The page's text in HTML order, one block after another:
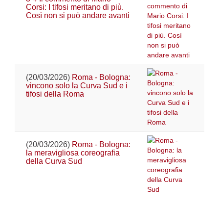
Corsi: I tifosi meritano di più.
Così non si può andare avanti
(20/03/2026) Roma - Bologna:
vincono solo la Curva Sud e i
tifosi della Roma
(20/03/2026) Roma - Bologna:
la meravigliosa coreografia
della Curva Sud